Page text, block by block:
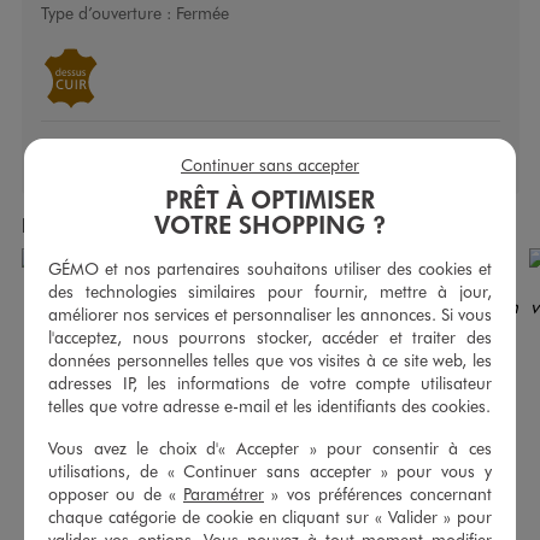
Type d’ouverture : Fermée
Produits achetés ensemble
PRÊT À OPTIMISER
VOTRE SHOPPING ?
GÉMO et nos partenaires souhaitons utiliser des cookies et
des technologies similaires pour fournir, mettre à jour,
améliorer nos services et personnaliser les annonces. Si vous
l'acceptez, nous pourrons stocker, accéder et traiter des
données personnelles telles que vos visites à ce site web, les
adresses IP, les informations de votre compte utilisateur
telles que votre adresse e-mail et les identifiants des cookies.
Vous avez le choix d'« Accepter » pour consentir à ces
utilisations, de « Continuer sans accepter » pour vous y
opposer ou de « Paramétrer » vos préférences concernant
chaque catégorie de cookie en cliquant sur « Valider » pour
Continuer sans accepter